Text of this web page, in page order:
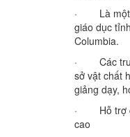
· Là một
giáo dục
Columbia.
· Các
sở vật chất
giảng dạy,
· Hỗ trợ
cao